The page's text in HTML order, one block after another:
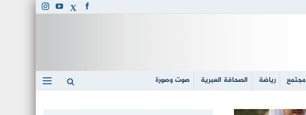
مجتمع رياضة الصحافة العبرية صوت وصورة